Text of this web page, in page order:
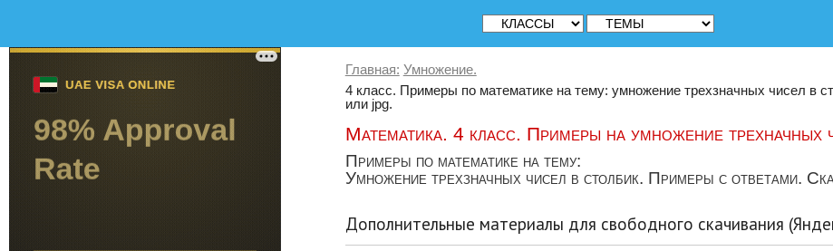
Главная: Умножение.
4 класс. Примеры по математике на тему: умножение трехзначных чисел в
или jpg.
Математика. 4 класс. Примеры на умножение трехначных
Примеры по математике на тему:
Умножение трехзначных чисел в столбик. Примеры с ответами.
Дополнительные материалы для свободного скачивания